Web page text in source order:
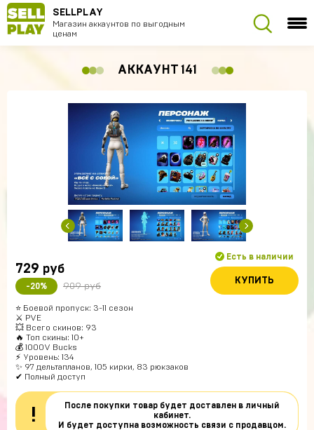
SELLPLAY
Магазин аккаунтов по выгодным
ценам
АККАУНТ 141
729 руб
-20% 909 руб
Есть в наличии
КУПИТЬ
⭐️ Боевой пропуск: 3-11 сезон
⚔️ PVE
💥 Всего скинов: 93
🔥 Топ скины: 10+
💰 1000V Bucks
⚡ Уровень: 134
✨ 97 дельтапланов, 105 кирки, 83 рюкзаков
✔ Полный доступ
!
После покупки товар будет доставлен в личный
кабинет.
И будет доступна возможность связи с продавцом.